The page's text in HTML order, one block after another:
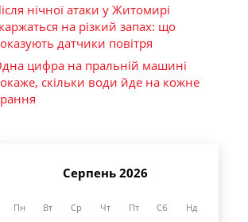
нічної атаки у Житомирі
на різкий запах: що
датчики повітря
цифра на пральній машині
скільки води йде на кожне
Серпень 2026
Пн Вт Ср Чт Пт Сб Нд